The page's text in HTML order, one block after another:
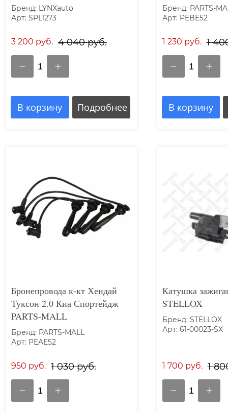
Бренд: LYNXauto
Арт: SPL1273
3 200 руб. 4 040 руб.
1
В корзину Подробнее
Бренд: PARTS-
Арт: PEBE52
1 230 руб. 1
1
В корзину
Бронепровода к-кт Хендай
Туксон 2.0 Киа Спортейдж
PARTS-MALL
Бренд: PARTS-MALL
Арт: PEAE52
950 руб. 1 030 руб.
1
Катушка
STELLOX
Бренд: STELLOX
Арт: 61-00023-SX
1 700 руб. 1
1